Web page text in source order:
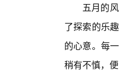
五月的
了探索的乐
的心意。每
稍有不慎，便